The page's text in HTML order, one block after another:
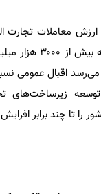
هزار میلیارد
اقبال عمومی
زیرساخت‌های
را تا چند برابر